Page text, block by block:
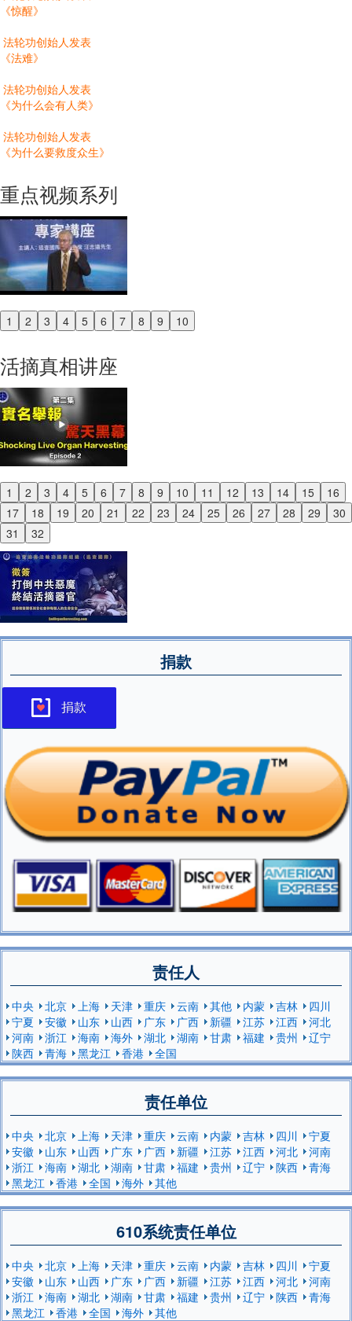
《惊醒》
法轮功创始人发表
《法难》
法轮功创始人发表
《为什么会有人类》
法轮功创始人发表
《为什么要救度众生》
重点视频系列
1 2 3 4 5 6 7 8 9 10
Previous
活摘真相讲座
1 2 3 4 5 6 7 8 9 10 11 12 13 14 15
16
17
18 19 20 21 22 23 24 25 26 27 28 29
30
31
32
Previous
Next
捐款
捐款
责任人
中央 北京 上海 天津 重庆 云南 其他 内蒙 吉林
四川
宁夏
安徽 山东 山西 广东 广西 新疆 江苏 江西
河北
河南
浙江 海南 海外 湖北 湖南 甘肃 福建 贵州
辽宁
陕西
青海 黑龙江 香港 全国
责任单位
中央 北京 上海 天津 重庆 云南 内蒙 吉林 四川
宁夏
安徽
山东 山西 广东 广西 新疆 江苏 江西 河北
河南
浙江
海南 湖北 湖南 甘肃 福建 贵州 辽宁 陕西
青海
黑龙江
香港 全国 海外 其他
610系统责任单位
中央 北京 上海 天津 重庆 云南 内蒙 吉林 四川
宁夏
安徽
山东 山西 广东 广西 新疆 江苏 江西 河北
河南
浙江
海南 湖北 湖南 甘肃 福建 贵州 辽宁 陕西
青海
黑龙江
香港 全国 海外 其他